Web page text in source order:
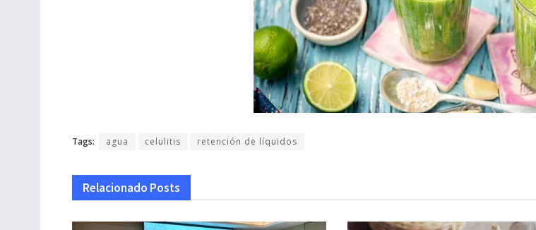
Tags: agua celulitis retención de líquidos
Relacionado Posts